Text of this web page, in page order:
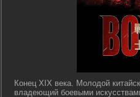
Конец XIX века. Молодой
владеющий боевыми